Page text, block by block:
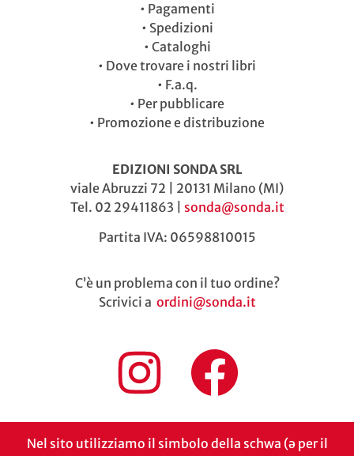
• Pagamenti
• Spedizioni
• Cataloghi
• Dove trovare i nostri libri
• F.a.q.
• Per pubblicare
• Promozione e distribuzione
EDIZIONI SONDA SRL
viale Abruzzi 72 | 20131 Milano (MI)
Tel. 02 29411863 | sonda@sonda.it
Partita IVA: 06598810015
C’è un problema con il tuo ordine?
Scrivici a ordini@sonda.it
Nel sito utilizziamo il simbolo della schwa (ə per il